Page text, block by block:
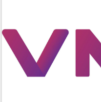
cử đại biểu Quốc hội khoá XVI và đại
biểu HĐND tỉnh Đắk Lắk, nhiệm kỳ
2026-2031
Phát động hai phong trào thi đua quan
trọng trong kỷ nguyên mới